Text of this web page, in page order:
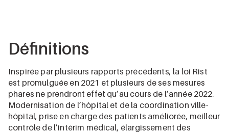
Définitions
Inspirée par plusieurs rapports précédents, la loi Rist
est promulguée en 2021 et plusieurs de ses mesures
phares ne prendront effet qu’au cours de l’année 2022.
Modernisation de l’hôpital et de la coordination ville-
hôpital, prise en charge des patients améliorée, meilleur
contrôle de l’intérim médical, élargissement des